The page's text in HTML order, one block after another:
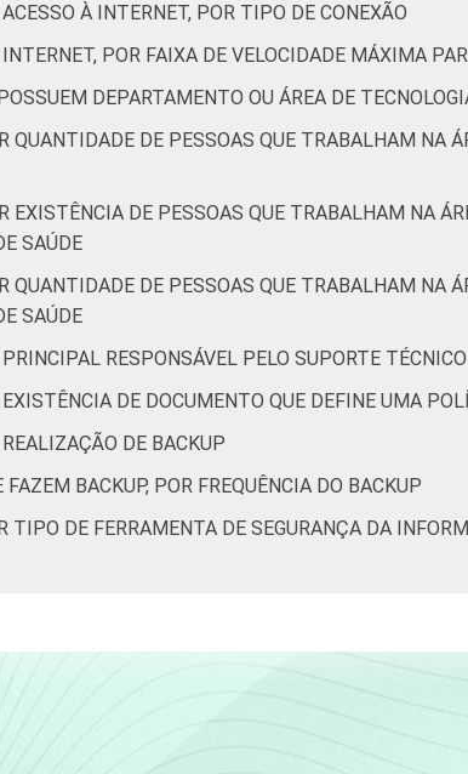
36 44 5 13 1 0
para o Desenvolvimento da Sociedade da
estabelecimentos de saúde brasileiros - TIC Saúde
À INTERNET, POR TIPO DE CONEXÃO
POR FAIXA DE VELOCIDADE MÁXIMA
DEPARTAMENTO OU ÁREA DE
QUANTIDADE DE PESSOAS QUE TRABALHAM NA
EXISTÊNCIA DE PESSOAS QUE TRABALHAM NA
SAÚDE
QUANTIDADE DE PESSOAS QUE TRABALHAM NA
SAÚDE
RESPONSÁVEL PELO SUPORTE
DE DOCUMENTO QUE DEFINE UMA
DE BACKUP
BACKUP, POR FREQUÊNCIA DO BACKUP
TIPO DE FERRAMENTA DE SEGURANÇA DA